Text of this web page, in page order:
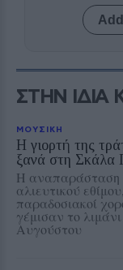
ΣΤΗΝ ΙΔΙΑ
ΜΟΥΣΙΚΗ
Η γιορτή της
ξανά στη Σκάλα
Η αναπαράσταση
αλιευτικού
παραδοσιακοί
γέμισαν το
Αυγούστου